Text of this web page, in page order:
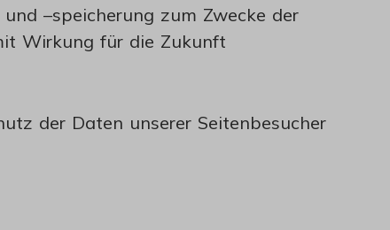
–speicherung zum Zwecke der
Wirkung für die Zukunft
der Daten unserer Seitenbesucher